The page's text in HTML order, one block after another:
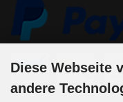
Diese Webseite
andere